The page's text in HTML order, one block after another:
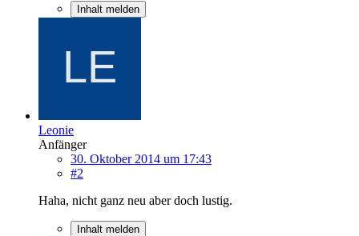
Inhalt melden
Leonie
Anfänger
30. Oktober 2014 um 17:43
#2
Haha, nicht ganz neu aber doch lustig.
Inhalt melden